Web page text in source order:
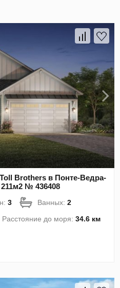
Brothers в Понте-Ведра-
№ 436408
3 Ванных:2
Расстояние до моря:34.6 км